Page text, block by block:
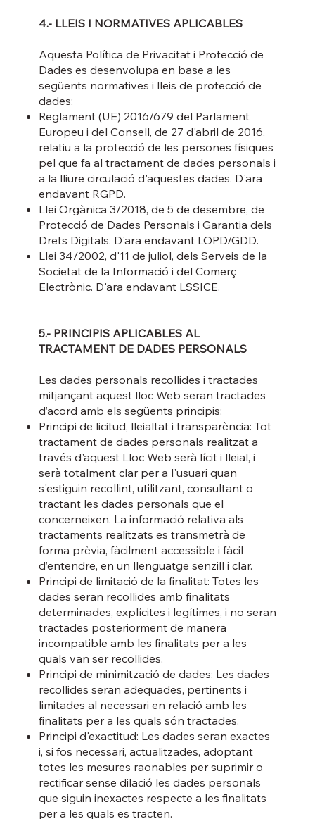
4.- LLEIS I NORMATIVES APLICABLES
Aquesta Política de Privacitat i Protecció de
Dades es desenvolupa en base a les
següents normatives i lleis de protecció de
dades:
Reglament (UE) 2016/679 del Parlament
Europeu i del Consell, de 27 d'abril de 2016,
relatiu a la protecció de les persones físiques
pel que fa al tractament de dades personals i
a la lliure circulació d'aquestes dades. D'ara
endavant RGPD.
Llei Orgànica 3/2018, de 5 de desembre, de
Protecció de Dades Personals i Garantia dels
Drets Digitals. D'ara endavant LOPD/GDD.
Llei 34/2002, d'11 de juliol, dels Serveis de la
Societat de la Informació i del Comerç
Electrònic. D'ara endavant LSSICE.
5.- PRINCIPIS APLICABLES AL
TRACTAMENT DE DADES PERSONALS
Les dades personals recollides i tractades
mitjançant aquest lloc Web seran tractades
d’acord amb els següents principis:
Principi de licitud, lleialtat i transparència: Tot
tractament de dades personals realitzat a
través d'aquest Lloc Web serà lícit i lleial, i
serà totalment clar per a l'usuari quan
s'estiguin recollint, utilitzant, consultant o
tractant les dades personals que el
concerneixen. La informació relativa als
tractaments realitzats es transmetrà de
forma prèvia, fàcilment accessible i fàcil
d’entendre, en un llenguatge senzill i clar.
Principi de limitació de la finalitat: Totes les
dades seran recollides amb finalitats
determinades, explícites i legítimes, i no seran
tractades posteriorment de manera
incompatible amb les finalitats per a les
quals van ser recollides.
Principi de minimització de dades: Les dades
recollides seran adequades, pertinents i
limitades al necessari en relació amb les
finalitats per a les quals són tractades.
Principi d'exactitud: Les dades seran exactes
i, si fos necessari, actualitzades, adoptant
totes les mesures raonables per suprimir o
rectificar sense dilació les dades personals
que siguin inexactes respecte a les finalitats
per a les quals es tracten.